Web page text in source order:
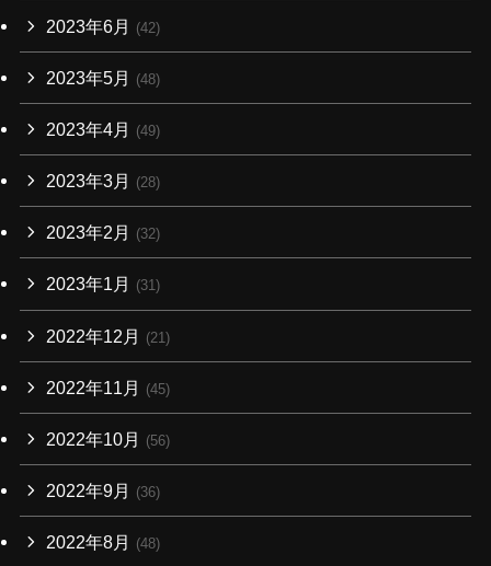
2023年6月 (42)
2023年5月 (48)
2023年4月 (49)
2023年3月 (28)
2023年2月 (32)
2023年1月 (31)
2022年12月 (21)
2022年11月 (45)
2022年10月 (56)
2022年9月 (36)
2022年8月 (48)